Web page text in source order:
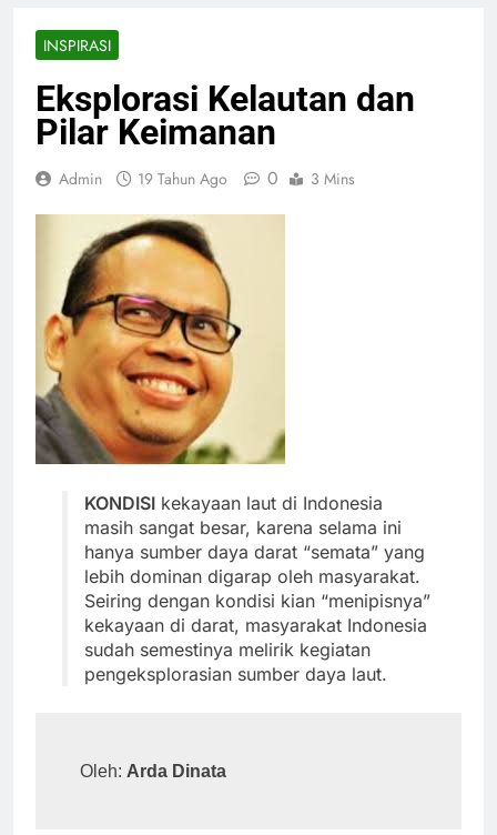
INSPIRASI
Eksplorasi Kelautan dan
Pilar Keimanan
Admin 19 Tahun Ago 0 3 Mins
KONDISI kekayaan laut di Indonesia
masih sangat besar, karena selama ini
hanya sumber daya darat “semata” yang
lebih dominan digarap oleh masyarakat.
Seiring dengan kondisi kian “menipisnya”
kekayaan di darat, masyarakat Indonesia
sudah semestinya melirik kegiatan
pengeksplorasian sumber daya laut.
Oleh: Arda Dinata